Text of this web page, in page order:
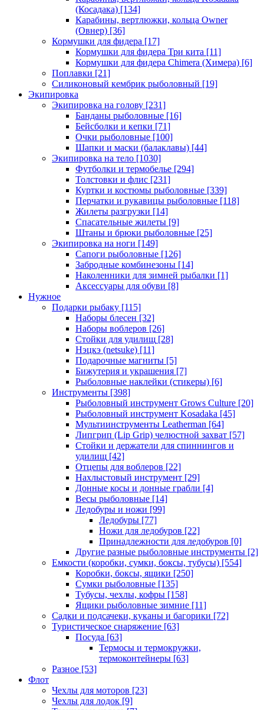
(Косадака) [134]
Карабины, вертлюжки, кольца Owner
(Овнер) [36]
Кормушки для фидера [17]
Кормушки для фидера Три кита [11]
Кормушки для фидера Chimera (Химера) [6]
Поплавки [21]
Силиконовый кембрик рыболовный [19]
Экипировка
Экипировка на голову [231]
Банданы рыболовные [16]
Бейсболки и кепки [71]
Очки рыболовные [100]
Шапки и маски (балаклавы) [44]
Экипировка на тело [1030]
Футболки и термобелье [294]
Толстовки и флис [231]
Куртки и костюмы рыболовные [339]
Перчатки и рукавицы рыболовные [118]
Жилеты разгрузки [14]
Спасательные жилеты [9]
Штаны и брюки рыболовные [25]
Экипировка на ноги [149]
Сапоги рыболовные [126]
Забродные комбинезоны [14]
Наколенники для зимней рыбалки [1]
Аксессуары для обуви [8]
Нужное
Подарки рыбаку [115]
Наборы блесен [32]
Наборы воблеров [26]
Стойки для удилищ [28]
Нэцкэ (netsuke) [11]
Подарочные магниты [5]
Бижутерия и украшения [7]
Рыболовные наклейки (стикеры) [6]
Инструменты [398]
Рыболовный инструмент Grows Culture [20]
Рыболовный инструмент Kosadaka [45]
Мультиинструменты Leatherman [64]
Липгрип (Lip Grip) челюстной захват [57]
Стойки и держатели для спиннингов и
удилищ [42]
Отцепы для воблеров [22]
Нахлыстовый инструмент [29]
Донные косы и донные грабли [4]
Весы рыболовные [14]
Ледобуры и ножи [99]
Ледобуры [77]
Ножи для ледобуров [22]
Принадлежности для ледобуров [0]
Другие разные рыболовные инструменты [2]
Емкости (коробки, сумки, боксы, тубусы) [554]
Коробки, боксы, ящики [250]
Сумки рыболовные [135]
Тубусы, чехлы, кофры [158]
Ящики рыболовные зимние [11]
Садки и подсачеки, куканы и багорики [72]
Туристическое снаряжение [63]
Посуда [63]
Термосы и термокружки,
термоконтейнеры [63]
Разное [53]
Флот
Чехлы для моторов [23]
Чехлы для лодок [9]